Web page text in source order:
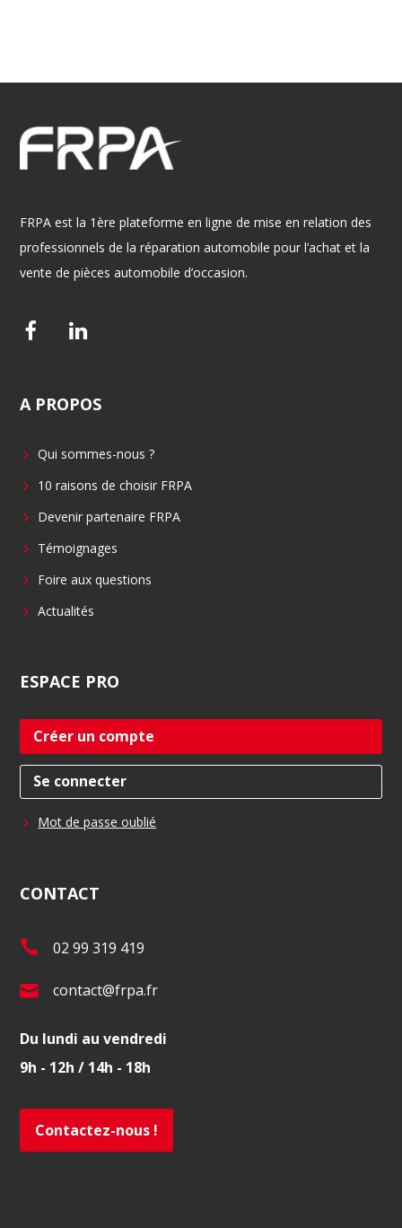
FRPA est la 1ère plateforme en ligne de mise en relation des
professionnels de la réparation automobile pour l’achat et la
vente de pièces automobile d’occasion.
F
e
o
o
L
k
d
i
A PROPOS
Qui sommes-nous ?
10 raisons de choisir FRPA
Devenir partenaire FRPA
Témoignages
Foire aux questions
Actualités
ESPACE PRO
Créer un compte
Se connecter
Mot de passe oublié
CONTACT
T
l
.
:
02 99 319 419
E
m
a
:
contact@frpa.fr
Du lundi au vendredi
9h - 12h / 14h - 18h
Contactez-nous !